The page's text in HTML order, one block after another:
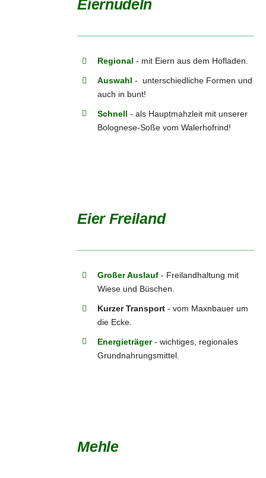
Eiernudeln
Regional - mit Eiern aus dem Hofladen.
Auswahl - unterschiedliche Formen und
auch in bunt!
Schnell - als Hauptmahzleit mit unserer
Bolognese-Soße vom Walerhofrind!
Eier Freiland
Großer Auslauf- Freilandhaltung mit
Wiese und Büschen.
Kurzer Transport - vom Maxnbauer um
die Ecke.
Energieträger- wichtiges, regionales
Grundnahrungsmittel.
Mehle